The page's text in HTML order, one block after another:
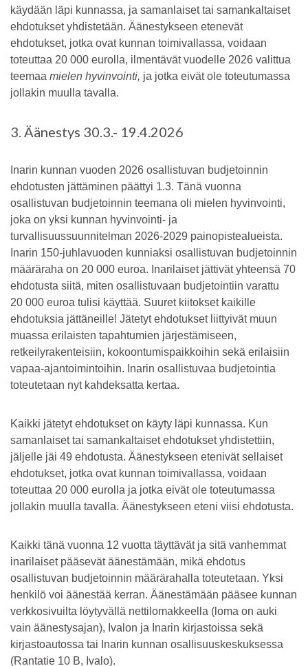
käydään läpi kunnassa, ja samanlaiset tai samankaltaiset
ehdotukset yhdistetään. Äänestykseen etenevät
ehdotukset, jotka ovat kunnan toimivallassa, voidaan
toteuttaa 20 000 eurolla, ilmentävät vuodelle 2026 valittua
teemaa mielen hyvinvointi, ja jotka eivät ole toteutumassa
jollakin muulla tavalla.
3. Äänestys 30.3.- 19.4.2026
Inarin kunnan vuoden 2026 osallistuvan budjetoinnin
ehdotusten jättäminen päättyi 1.3. Tänä vuonna
osallistuvan budjetoinnin teemana oli mielen hyvinvointi,
joka on yksi kunnan hyvinvointi- ja
turvallisuussuunnitelman 2026-2029 painopistealueista.
Inarin 150-juhlavuoden kunniaksi osallistuvan budjetoinnin
määräraha on 20 000 euroa. Inarilaiset jättivät yhteensä 70
ehdotusta siitä, miten osallistuvaan budjetointiin varattu
20 000 euroa tulisi käyttää. Suuret kiitokset kaikille
ehdotuksia jättäneille! Jätetyt ehdotukset liittyivät muun
muassa erilaisten tapahtumien järjestämiseen,
retkeilyrakenteisiin, kokoontumispaikkoihin sekä erilaisiin
vapaa-ajantoimintoihin. Inarin osallistuvaa budjetointia
toteutetaan nyt kahdeksatta kertaa.
Kaikki jätetyt ehdotukset on käyty läpi kunnassa. Kun
samanlaiset tai samankaltaiset ehdotukset yhdistettiin,
jäljelle jäi 49 ehdotusta. Äänestykseen etenivät sellaiset
ehdotukset, jotka ovat kunnan toimivallassa, voidaan
toteuttaa 20 000 eurolla ja jotka eivät ole toteutumassa
jollakin muulla tavalla. Äänestykseen eteni viisi ehdotusta.
Kaikki tänä vuonna 12 vuotta täyttävät ja sitä vanhemmat
inarilaiset pääsevät äänestämään, mikä ehdotus
osallistuvan budjetoinnin määrärahalla toteutetaan. Yksi
henkilö voi äänestää kerran. Äänestämään pääsee kunnan
verkkosivuilta löytyvällä nettilomakkeella (loma on auki
vain äänestysajan), Ivalon ja Inarin kirjastoissa sekä
kirjastoautossa tai Inarin kunnan osallisuuskeskuksessa
(Rantatie 10 B, Ivalo).